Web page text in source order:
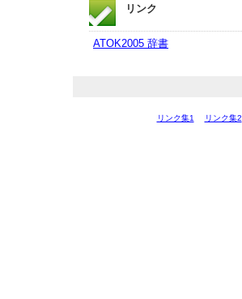
リンク
ATOK2005 辞書
リンク集1 リンク集2